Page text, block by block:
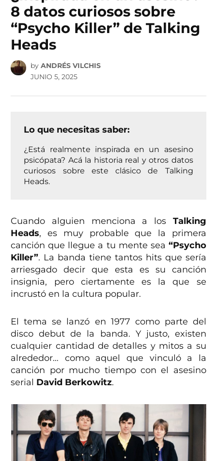
8 datos curiosos sobre
“Psycho Killer” de Talking
Heads
by ANDRÉS VILCHIS
JUNIO 5, 2025
Lo que necesitas saber:
¿Está realmente inspirada en un asesino
psicópata? Acá la historia real y otros datos
curiosos sobre este clásico de Talking
Heads.
Cuando alguien menciona a losTalking
Heads, es muy probable que la primera
canción que llegue a tu mente sea “Psycho
Killer”. La banda tiene tantos hits que sería
arriesgado decir que esta es su canción
insignia, pero ciertamente es la que se
incrustó en la cultura popular.
El tema se lanzó en 1977 como parte del
disco debut de la banda. Y justo, existen
cualquier cantidad de detalles y mitos a su
alrededor… como aquel que vinculó a la
canción por mucho tiempo con el asesino
serial David Berkowitz.